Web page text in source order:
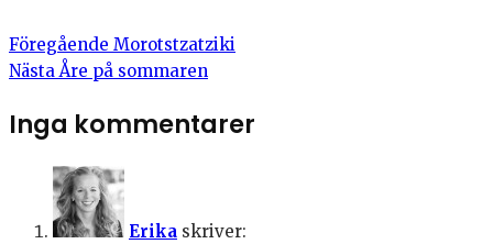
Föregående Morotstzatziki
Nästa Åre på sommaren
Inga kommentarer
Erika skriver: